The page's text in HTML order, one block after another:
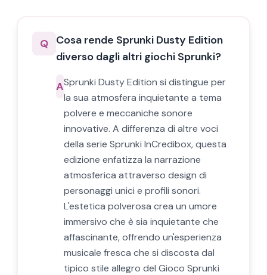
Q Cosa rende Sprunki Dusty Edition
diverso dagli altri giochi Sprunki?
ASprunki Dusty Edition si distingue per
la sua atmosfera inquietante a tema
polvere e meccaniche sonore
innovative. A differenza di altre voci
della serie Sprunki InCredibox, questa
edizione enfatizza la narrazione
atmosferica attraverso design di
personaggi unici e profili sonori.
L'estetica polverosa crea un umore
immersivo che è sia inquietante che
affascinante, offrendo un'esperienza
musicale fresca che si discosta dal
tipico stile allegro del Gioco Sprunki